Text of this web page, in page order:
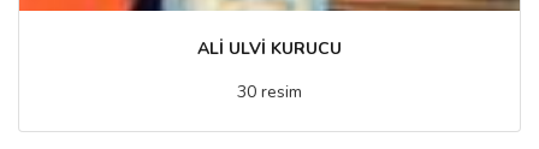
ALİ ULVİ KURUCU
30 resim